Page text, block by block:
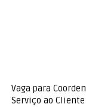
Vaga para
Serviço ao